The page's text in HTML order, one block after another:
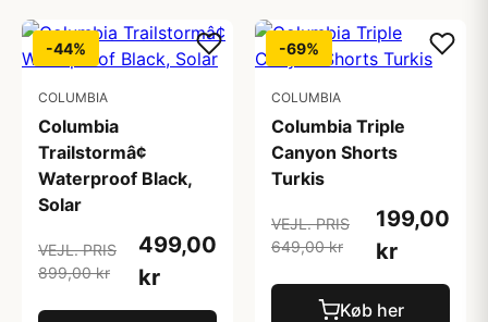
-44%
COLUMBIA
Columbia
Trailstormâ¢
Waterproof Black,
Solar
VEJL. PRIS
899,00 kr
499,00
kr
-69%
COLUMBIA
Columbia Triple
Canyon Shorts
Turkis
VEJL. PRIS
649,00 kr
199,00
kr
Køb her